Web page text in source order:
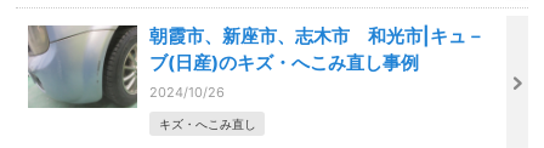
朝霞市、新座市、志木市 和光市|キュ－
ブ(日産)のキズ・へこみ直し事例
2024/10/26
キズ・へこみ直し